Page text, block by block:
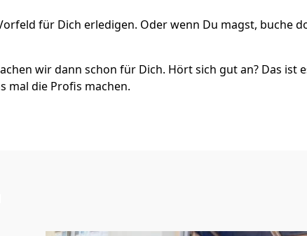
für Dich erledigen. Oder wenn Du magst, buche
wir dann schon für Dich. Hört sich gut an? Das ist
mal die Profis machen.